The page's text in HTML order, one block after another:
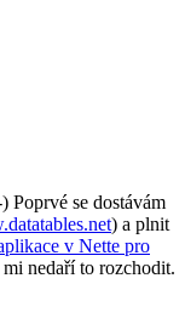
Poprvé se dostávám
) a plnit
v Nette pro
mi nedaří to rozchodit.